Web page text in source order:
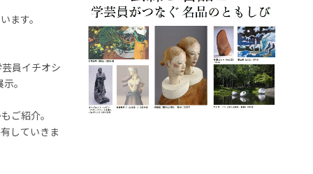
ます。
員イチオシ
。
ご紹介。
していきま